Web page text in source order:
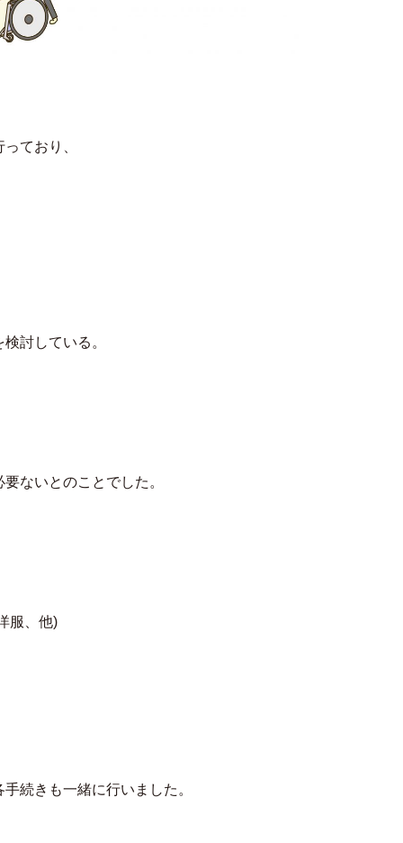
ており、
討している。
ないとのことでした。
服、他)
続きも一緒に行いました。